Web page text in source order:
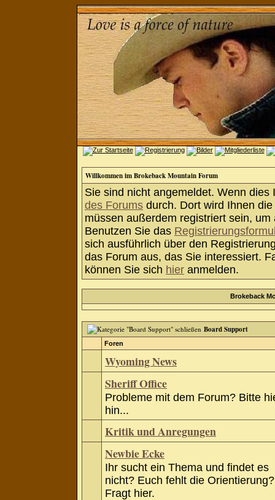
Willkommen im Brokeback Mountain Forum
Sie sind nicht angemeldet. Wenn
des Forums durch. Dort wird Ihnen
müssen außerdem registriert sein,
Benutzen Sie das
sich ausführlich über den
das Forum aus, das Sie interessiert.
können Sie sich hier anmelden.
Brokeback
Board Support
Foren
Wyoming News
Sheriff Office
Probleme mit dem Forum? Bitte
hin...
Kritik und Anregungen
Newbie Ecke
Ihr sucht ein Thema und findet es
nicht? Euch fehlt die Orientierung?
Fragt hier.